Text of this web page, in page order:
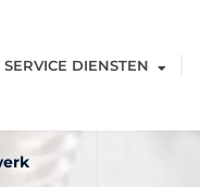
SERVICE DIENSTEN